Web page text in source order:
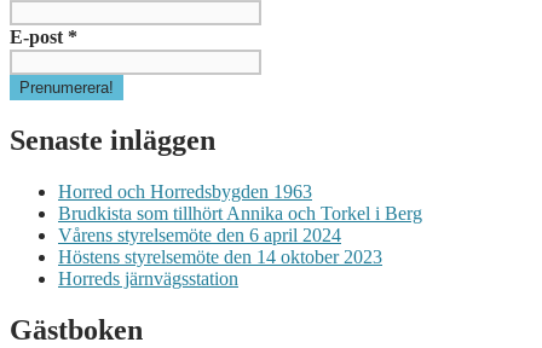
E-post *
Senaste inläggen
Horred och Horredsbygden 1963
Brudkista som tillhört Annika och Torkel i Berg
Vårens styrelsemöte den 6 april 2024
Höstens styrelsemöte den 14 oktober 2023
Horreds järnvägsstation
Gästboken